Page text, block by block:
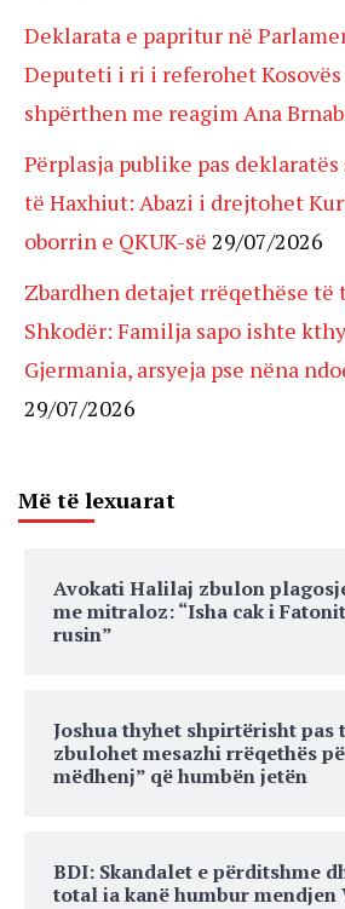
Deklarata e papritur në
Deputeti i ri i referohet Kosovës
shpërthen me reagim Ana
Përplasja publike pas
të Haxhiut: Abazi i drejtohet
oborrin e QKUK-së 29/07/2026
Zbardhen detajet rrëqethëse të
Shkodër: Familja sapo ishte
Gjermania, arsyeja pse nëna
29/07/2026
Më të lexuarat
Avokati Halilaj zbulon
me mitraloz: “Isha cak i
rusin”
Joshua thyhet shpirtërisht pas
zbulohet mesazhi rrëqethës
mëdhenj” që humbën jetën
BDI: Skandalet e përditshme
total ia kanë humbur mendjen